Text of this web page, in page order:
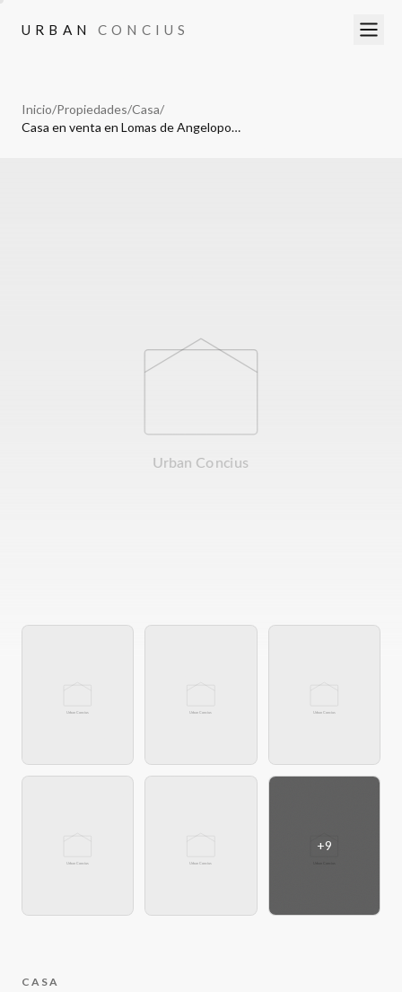
URBAN CONCIUS
URBAN CONCIUS
Inicio/Propiedades/Casa/
Casa en venta en Lomas de Angelopolis III, Cascatta, Puebla.
+9
CASA